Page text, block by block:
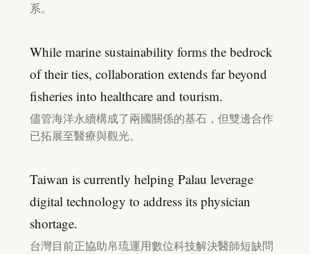
系。
While marine sustainability forms the bedrock
of their ties, collaboration extends far beyond
fisheries into healthcare and tourism.
儘管海洋永續構成了兩國關係的基石，但雙邊合作
已拓展至醫療與觀光。
Taiwan is currently helping Palau leverage
digital technology to address its physician
shortage.
台灣目前正協助帛琉運用數位科技解決醫師短缺問